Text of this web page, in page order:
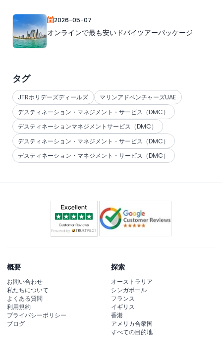
2026-05-07
オンラインで最も安いドバイツアーパッケージ
タグ
JTRホリデーズディールズ
マリンアドベンチャーズUAE
デスティネーション・マネジメント・サービス（DMC）
デスティネーションマネジメントサービス（DMC）
デスティネーション・マネジメント・サービス（DMC）
デスティネーション・マネジメント・サービス（DMC）
概要
お問い合わせ
私たちについて
よくある質問
利用規約
プライバシーポリシー
ブログ
探索
オーストラリア
シンガポール
フランス
イギリス
香港
アメリカ合衆国
すべての目的地